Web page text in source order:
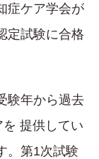
症ケア学会が
定試験に合格
験年から過去
提供してい
。第1次試験